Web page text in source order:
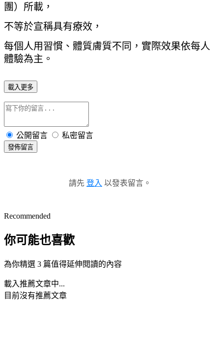
團）所載，
不等於宣稱具有療效，
每個人用習慣、體質膚質不同，實際效果依每人
體驗為主。
載入更多
公開留言 私密留言
發佈留言
請先 登入 以發表留言。
Recommended
你可能也喜歡
為你精選 3 篇值得延伸閱讀的內容
載入推薦文章中...
目前沒有推薦文章